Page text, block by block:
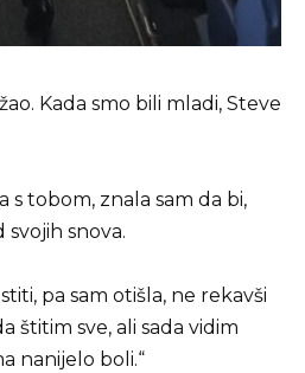
Kada smo bili mladi, Steve
s tobom, znala sam da bi,
svojih snova.
pa sam otišla, ne rekavši
štitim sve, ali sada vidim
nanijelo boli.“